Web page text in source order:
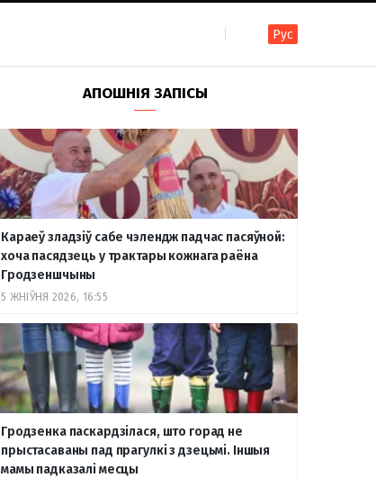
F
a
c
e
I
n
s
t
g
r
T
e
l
e
r
R
S
S
Y
o
u
T
b
В
к
о
н
а
к
Рус
АПОШНІЯ ЗАПІСЫ
Караеў зладзіў сабе чэлендж падчас пасяўной:
хоча пасядзець у трактары кожнага раёна
Гродзеншчыны
5 ЖНІЎНЯ 2026, 16:55
Гродзенка паскардзілася, што горад не
прыстасаваны пад прагулкі з дзецьмі. Іншыя
мамы падказалі месцы